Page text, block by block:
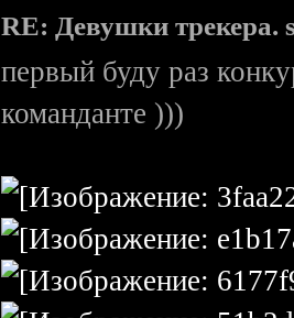
RE: Девушки трекера.
первый буду раз
команданте )))